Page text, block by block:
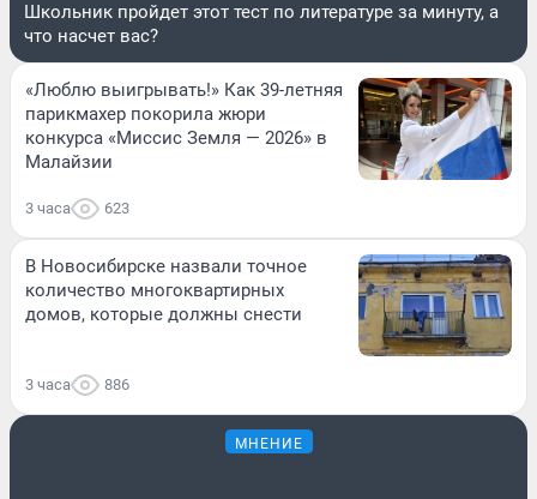
Школьник пройдет этот тест по литературе за минуту, а
что насчет вас?
«Люблю выигрывать!» Как 39-летняя
парикмахер покорила жюри
конкурса «Миссис Земля — 2026» в
Малайзии
3 часа 623
В Новосибирске назвали точное
количество многоквартирных
домов, которые должны снести
3 часа 886
МНЕНИЕ